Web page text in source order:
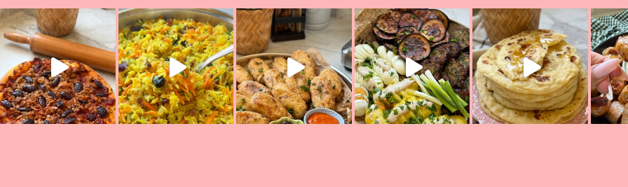
מעול
לאכול משהו אז מה בשבילכם? בפ
פסטל טוניסאי לתשעת הימים, חשבתי מה לחדש לכם ונראה
אורז יצירתי לתשעת הימים ולכבוד שבת קודשלמתכון
פיצה של תשעת הימים ולמה היא נקראת ככה? ההסבר בסרטו